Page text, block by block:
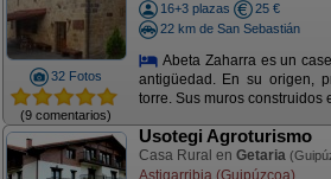
32 Fotos
(9 comentarios)
16+3 plazas
25 €
22 km de San Sebastián
Abeta Zaharra es un
antigüedad. En su origen,
torre. Sus muros construidos
Usotegi Agroturismo
Casa Rural en Getaria
Astigarribia (Guipúzcoa)